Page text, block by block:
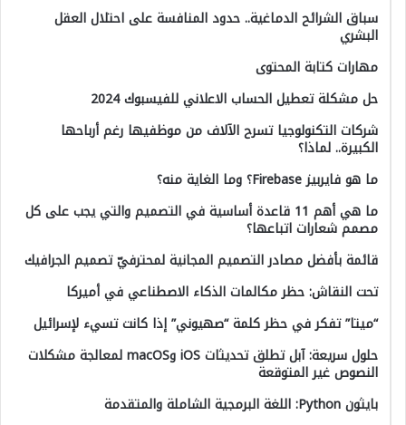
سباق الشرائح الدماغية.. حدود المنافسة على احتلال العقل
البشري
مهارات كتابة المحتوى
حل مشكلة تعطيل الحساب الاعلاني للفيسبوك 2024
شركات التكنولوجيا تسرح الآلاف من موظفيها رغم أرباحها
الكبيرة.. لماذا؟
ما هو فايربيز Firebase؟ وما الغاية منه؟
ما هي أهم 11 قاعدة أساسية في التصميم والتي يجب على كل
مصمم شعارات اتباعها؟
قائمة بأفضل مصادر التصميم المجانية لمحترفيّ تصميم الجرافيك
تحت النقاش: حظر مكالمات الذكاء الاصطناعي في أميركا
“ميتا” تفكر في حظر كلمة “صهيوني” إذا كانت تسيء لإسرائيل
حلول سريعة: آبل تطلق تحديثات iOS وmacOS لمعالجة مشكلات
النصوص غير المتوقعة
بايثون Python: اللغة البرمجية الشاملة والمتقدمة